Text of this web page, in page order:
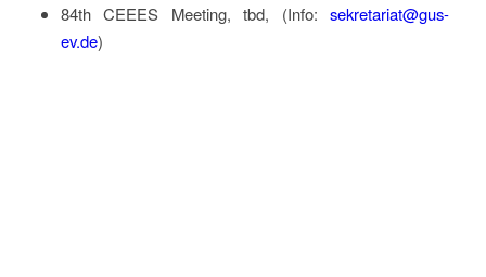
84th CEEES Meeting, tbd, (Info:sekretariat@gus-
ev.de)